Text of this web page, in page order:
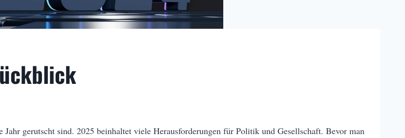
gerutscht sind. 2025 beinhaltet viele Herausforderungen für Politik und Gesellschaft. Bevor man